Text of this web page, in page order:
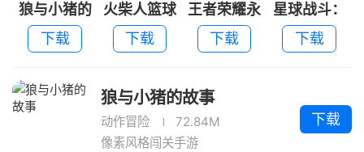
狼与小猪的
故事
下载
火柴人篮球
中文内购免
费版
下载
王者荣耀永
不升级老版
本
下载
星球战斗：
旋转太空
下载
狼与小猪的故事
动作冒险
72.84M
像素风格闯关手游
下载